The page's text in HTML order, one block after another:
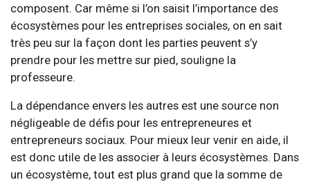
composent. Car même si l’on saisit l’importance des
écosystèmes pour les entreprises sociales, on en sait
très peu sur la façon dont les parties peuvent s’y
prendre pour les mettre sur pied, souligne la
professeure.
La dépendance envers les autres est une source non
négligeable de défis pour les entrepreneures et
entrepreneurs sociaux. Pour mieux leur venir en aide, il
est donc utile de les associer à leurs écosystèmes. Dans
un écosystème, tout est plus grand que la somme de